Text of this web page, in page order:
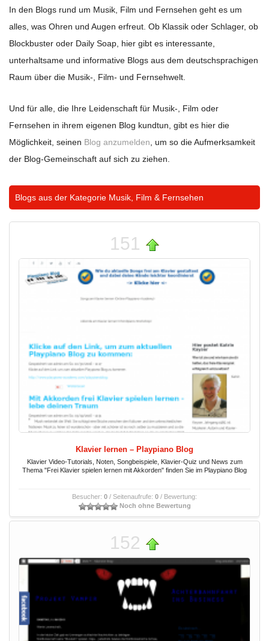
In den Blogs rund um Musik, Film und Fernsehen geht es um
alles, was Ohren und Augen erfreut. Ob Klassik oder Schlager, ob
Blockbuster oder Daily Soap, hier gibt es interessante,
unterhaltsame und informative Blogs aus dem deutschsprachigen
Raum über die Musik-, Film- und Fernsehwelt.
Und für alle, die Ihre Leidenschaft für Musik-, Film oder
Fernsehen in ihrem eigenen Blog kundtun, gibt es hier die
Möglichkeit, seinen Blog anzumelden , um so die Aufmerksamkeit
der Blog-Gemeinschaft auf sich zu ziehen.
Blogs aus der Kategorie Musik, Film & Fernsehen
151
Klavier lernen – Playpiano Blog
Klavier Video-Tutorials, Noten, Songbeispiele, Klavier-Quiz und News zum
Thema "Frei Klavier spielen lernen mit Akkorden" finden Sie im Playpiano Blog
Besucher: 0 / Seitenaufrufe: 0 / Bewertung:
Noch ohne Bewertung
152